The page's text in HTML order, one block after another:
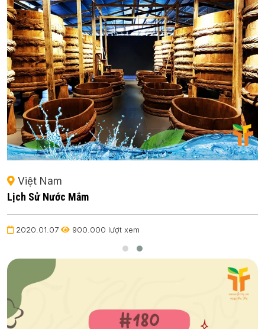
Việt Nam
Lịch Sử Nước Mắm
2020.01.07 900.000 lượt xem